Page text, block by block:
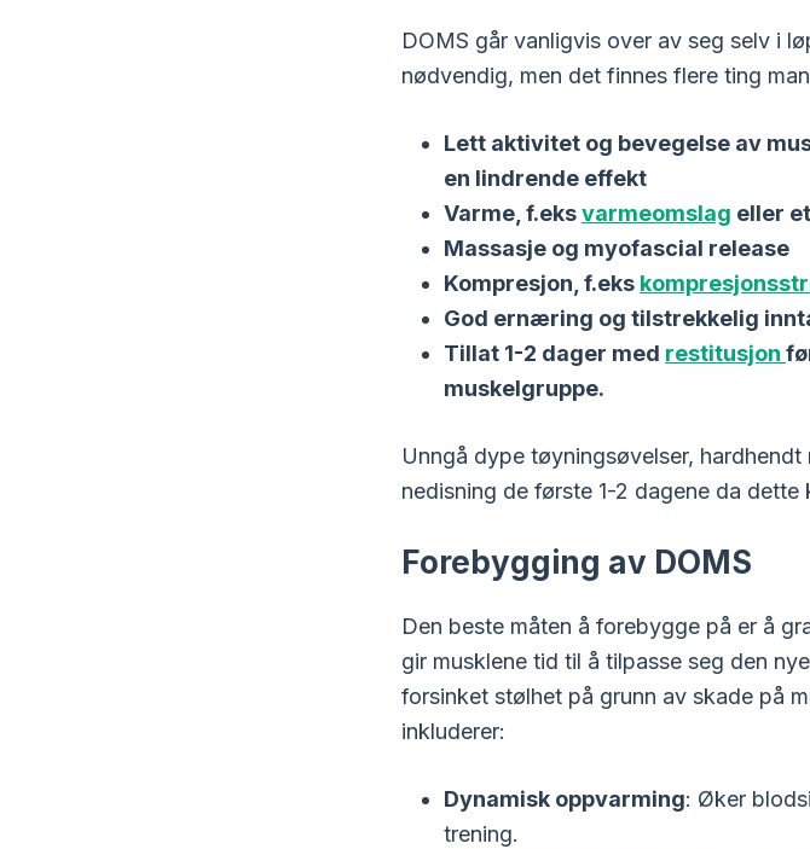
DOMS går vanligvis over av seg selv i
nødvendig, men det finnes flere ting
Lett aktivitet og bevegelse av
en lindrende effekt
Varme, f.eksvarmeomslag eller
Massasje og myofascial release
Kompresjon, f.eks
God ernæring og tilstrekkelig
Tillat 1-2 dager med restitusjon
muskelgruppe.
Unngå dype tøyningsøvelser,
nedisning de første 1-2 dagene da
Forebygging av DOMS
Den beste måten å forebygge på er å
gir musklene tid til å tilpasse seg den
forsinket stølhet på grunn av skade på
inkluderer:
Dynamisk oppvarming: Øker
trening.